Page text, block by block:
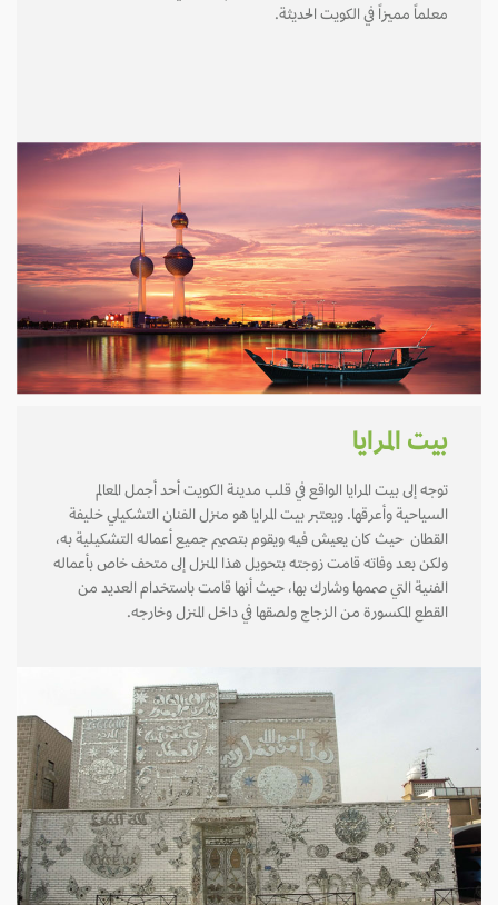
معلماً مميزاً في الكويت الحديثة.
بيت المرايا
توجه إلى بيت المرايا الواقع في قلب مدينة الكويت أحد أجمل المعالم
السياحية وأعرقها. ويعتبر بيت المرايا هو منزل الفنان التشكيلي خليفة
القطان حيث كان يعيش فيه ويقوم بتصميم جميع أعماله التشكيلية به،
ولكن بعد وفاته قامت زوجته بتحويل هذا المنزل إلى متحف خاص بأعماله
الفنية التي صممها وشارك بها، حيث أنها قامت باستخدام العديد من
القطع المكسورة من الزجاج ولصقها في داخل المنزل وخارجه.